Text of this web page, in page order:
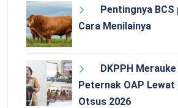
Pentingnya BCS
Cara Menilainya
DKPPH
Peternak OAP Lewat
Otsus 2026